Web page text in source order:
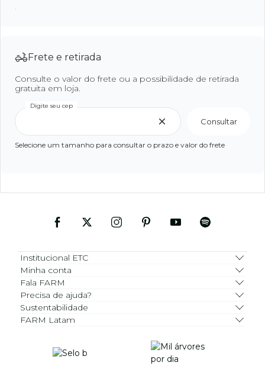
Frete e retirada
Consulte o valor do frete ou a possibilidade de retirada
gratuita em loja.
Digite seu cep
Consultar
Selecione um tamanho para consultar o prazo e valor do frete
Institucional ETC
Minha conta
Fala FARM
Precisa de ajuda?
Sustentabilidade
FARM Latam